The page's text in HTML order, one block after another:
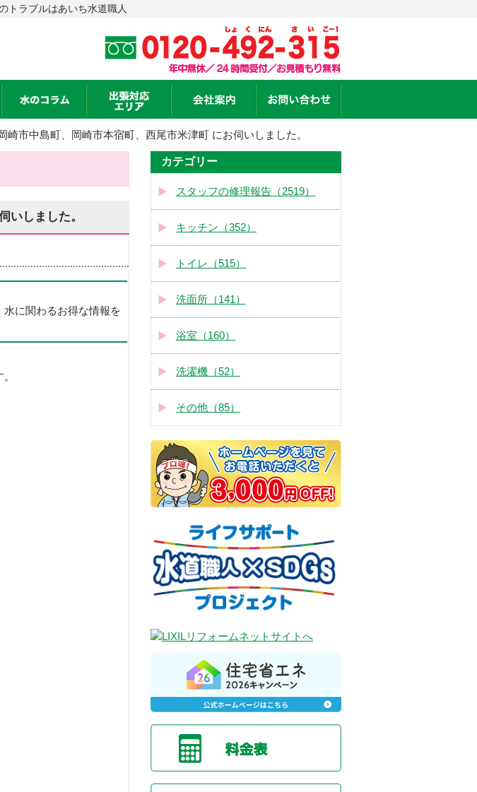
トラブルはあいち水道職人
崎市中島町、岡崎市本宿町、西尾市米津町 にお伺いしました。
いしました。
に関わるお得な情報を
カテゴリー
スタッフの修理報告（2519）
キッチン（352）
トイレ（515）
洗面所（141）
浴室（160）
洗濯機（52）
その他（85）